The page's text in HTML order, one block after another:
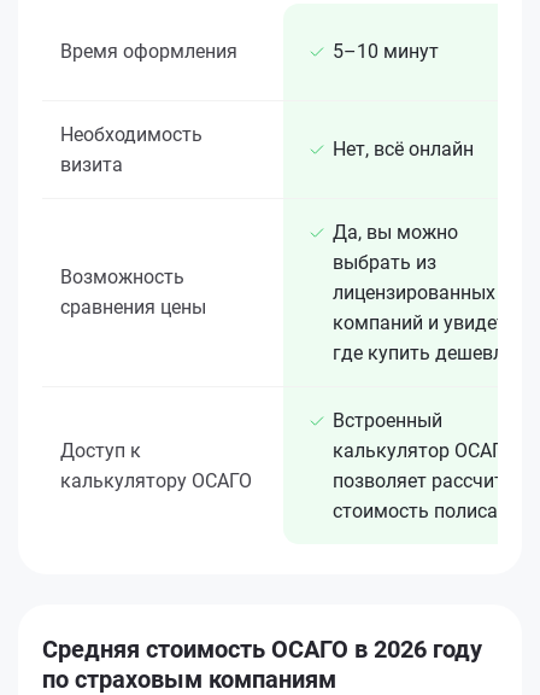
Время оформления 5–10 минут
Необходимость
визита
Нет, всё онлайн
Возможность
сравнения цены
Да, вы можно
выбрать из
лицензированных 15+
компаний и увидеть,
где купить дешевле
Доступ к
калькулятору ОСАГО
Встроенный
калькулятор ОСАГО
позволяет рассчитать
стоимость полиса
Средняя стоимость ОСАГО в 2026 году
по страховым компаниям